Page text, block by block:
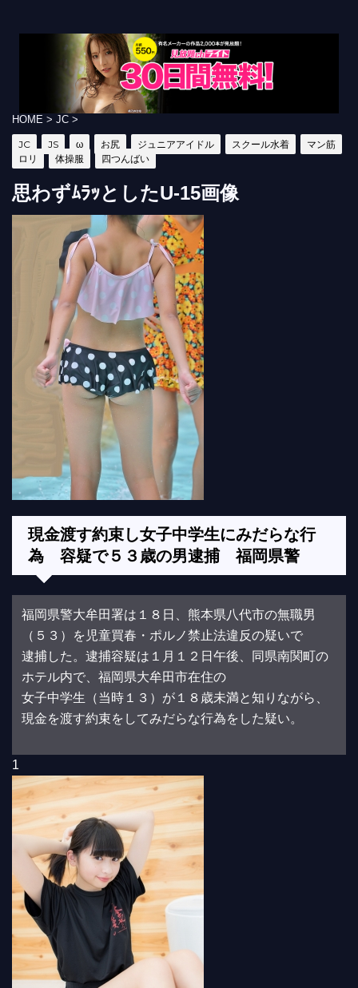
HOME > JC >
JC JS ω お尻 ジュニアアイドル スクール水着
マン筋
ロリ
体操服 四つんばい
思わずﾑﾗｯとしたU-15画像
現金渡す約束し女子中学生にみだらな行
為 容疑で５３歳の男逮捕 福岡県警
福岡県警大牟田署は１８日、熊本県八代市の無職男
（５３）を児童買春・ポルノ禁止法違反の疑いで
逮捕した。逮捕容疑は１月１２日午後、同県南関町の
ホテル内で、福岡県大牟田市在住の
女子中学生（当時１３）が１８歳未満と知りながら、
現金を渡す約束をしてみだらな行為をした疑い。
1